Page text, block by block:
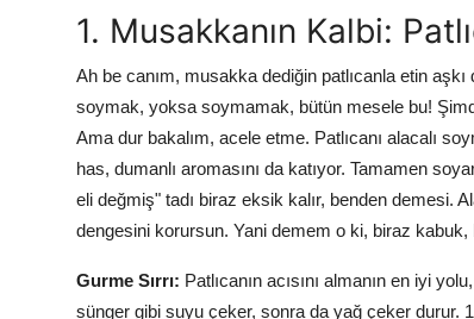
1. Musakkanın Kalbi:
Ah be canım, musakka dediğin patlıcanla etin
soymak, yoksa soymamak, bütün mesele bu!
Ama dur bakalım, acele etme. Patlıcanı alacalı
has, dumanlı aromasını da katıyor. Tamamen
eli değmiş" tadı biraz eksik kalır, benden demesi.
dengesini korursun. Yani demem o ki, biraz kabuk,
Gurme Sırrı: Patlıcanın acısını almanın en iyi
sünger gibi suyu çeker, sonra da yağ çeker durur.